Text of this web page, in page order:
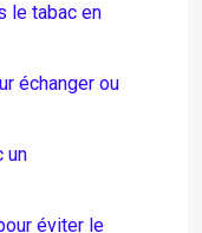
le tabac en
échanger ou
un
éviter le